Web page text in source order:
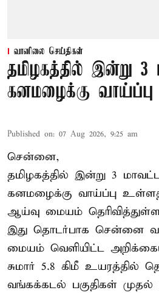
வானிலை செய்திகள்
தமிழகத்தில் இன்று
கனமழைக்கு வாய்ப்பு
Published on: 07 Aug 2026, 9:25 am
சென்னை,
தமிழகத்தில் இன்று 3
கனமழைக்கு வாய்ப்பு
ஆய்வு மையம்
இது தொடர்பாக சென்னை
மையம் வெளியிட்ட
சுமார் 5.8 கிமீ உயரத்தில்
வங்கக்கடல் பகுதிகள்